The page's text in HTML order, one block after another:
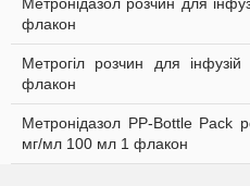
флакон
Метрогіл розчин для
флакон
Метронідазол PP-Bottle Pack
мг/мл 100 мл 1 флакон